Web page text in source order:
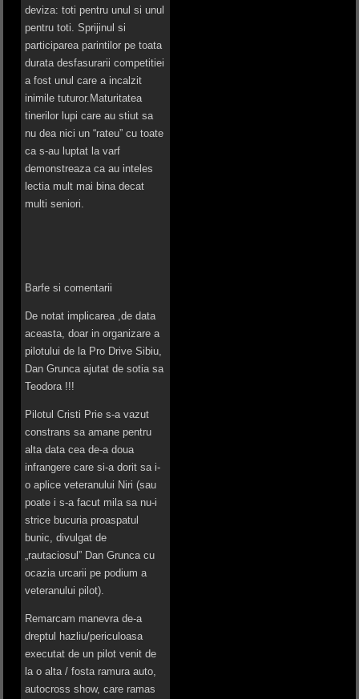
deviza: toti pentru unul si unul
pentru toti. Sprijinul si
participarea parintilor pe toata
durata desfasurarii competitiei
a fost unul care a incalzit
inimile tuturor.Maturitatea
tinerilor lupi care au stiut sa
nu dea nici un “rateu” cu toate
ca s-au luptat la varf
demonstreaza ca au inteles
lectia mult mai bina decat
multi seniori.
Barfe si comentarii
De notat implicarea ,de data
aceasta, doar in organizare a
pilotului de la Pro Drive Sibiu,
Dan Grunca ajutat de sotia sa
Teodora !!!
Pilotul Cristi Prie s-a vazut
constrans sa amane pentru
alta data cea de-a doua
infrangere care si-a dorit sa i-
o aplice veteranului Niri (sau
poate i s-a facut mila sa nu-i
strice bucuria proaspatul
bunic, divulgat de
„rautaciosul” Dan Grunca cu
ocazia urcarii pe podium a
veteranului pilot).
Remarcam manevra de-a
dreptul hazliu/periculoasa
executat de un pilot venit de
la o alta / fosta ramura auto,
autocross show, care ramas